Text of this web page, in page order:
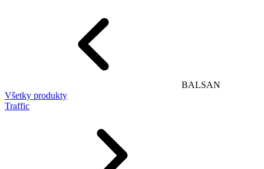
BALSAN
Všetky produkty
Traffic